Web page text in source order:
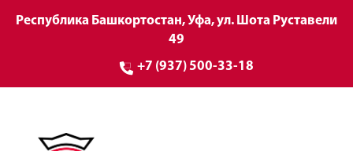
Республика Башкортостан, Уфа, ул. Шота Руставели
49
+7 (937) 500-33-18